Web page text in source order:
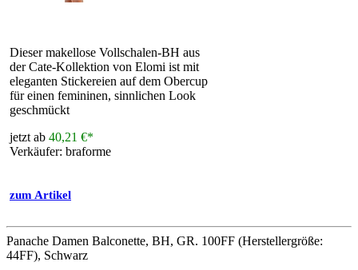
Dieser makellose Vollschalen-BH aus
der Cate-Kollektion von Elomi ist mit
eleganten Stickereien auf dem Obercup
für einen femininen, sinnlichen Look
geschmückt
jetzt ab 40,21 €*
Verkäufer: braforme
zum Artikel
Panache Damen Balconette, BH, GR. 100FF (Herstellergröße:
44FF), Schwarz